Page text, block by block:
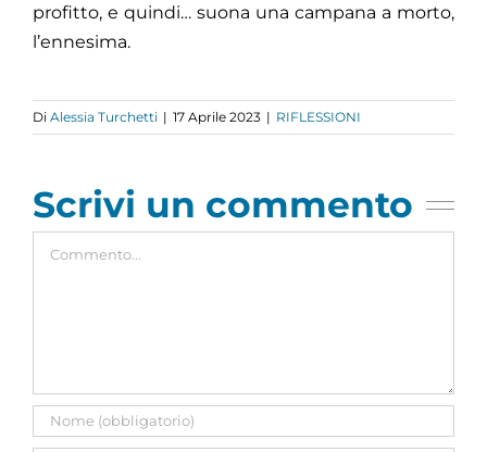
profitto, e quindi… suona una campana a morto,
l’ennesima.
Di Alessia Turchetti | 17 Aprile 2023 | RIFLESSIONI
Scrivi un commento